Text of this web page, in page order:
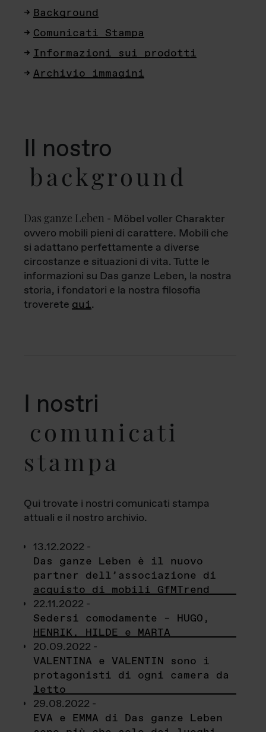
Background
Comunicati Stampa
Informazioni sui prodotti
Archivio immagini
Il nostro
background
Das ganze Leben - Möbel voller Charakter
ovvero mobili pieni di carattere. Mobili che
si adattano perfettamente a diverse
circostanze e situazioni di vita. Tutte le
informazioni su Das ganze Leben, la nostra
storia, i fondatori e la nostra filosofia
troverete qui.
I nostri
comunicati
stampa
Qui trovate i nostri comunicati stampa
attuali e il nostro archivio.
13.12.2022 -
Das ganze Leben è il nuovo
partner dell’associazione di
acquisto di mobili GfMTrend
22.11.2022 -
Sedersi comodamente – HUGO,
HENRIK, HILDE e MARTA
20.09.2022 -
VALENTINA e VALENTIN sono i
protagonisti di ogni camera da
letto
29.08.2022 -
EVA e EMMA di Das ganze Leben